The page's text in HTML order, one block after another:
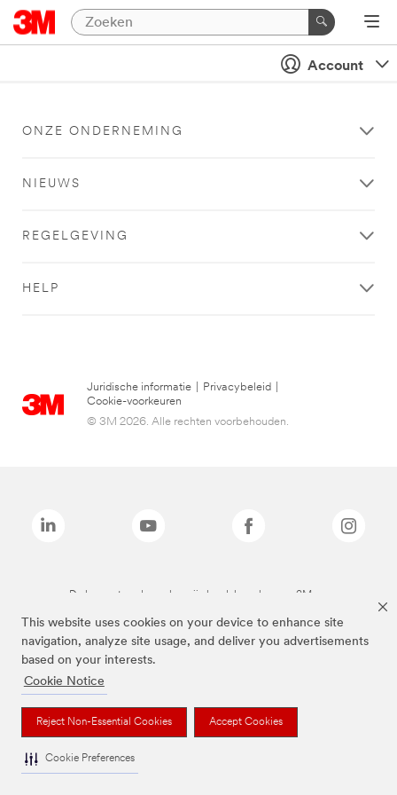
This website uses cookies on your device to enhance site
navigation, analyze site usage, and deliver you advertisements
based on your interests.
Cookie Notice
Reject Non-Essential Cookies Accept Cookies
Cookie Preferences
Account
ONZE ONDERNEMING
NIEUWS
REGELGEVING
HELP
Juridische informatie Privacybeleid
Cookie-voorkeuren
© 3M 2026. Alle rechten voorbehouden.
De bovenstaande merken zijn handelsmerken van 3M.we